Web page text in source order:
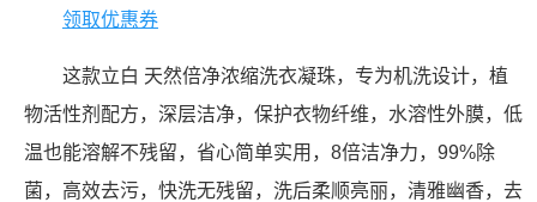
领取优惠券
这款立白 天然倍净浓缩洗衣凝珠，专为机洗设计，植
物活性剂配方，深层洁净，保护衣物纤维，水溶性外膜，低
温也能溶解不残留，省心简单实用，8倍洁净力，99%除
菌，高效去污，快洗无残留，洗后柔顺亮丽，清雅幽香，去